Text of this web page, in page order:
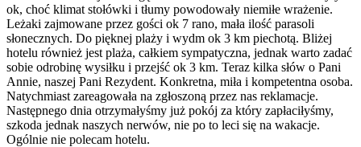
ok, choć klimat stołówki i tłumy powodowały niemiłe wrażenie.
Leżaki zajmowane przez gości ok 7 rano, mała ilość parasoli
słonecznych. Do pięknej plaży i wydm ok 3 km piechotą. Bliżej
hotelu również jest plaża, całkiem sympatyczna, jednak warto zadać
sobie odrobinę wysiłku i przejść ok 3 km. Teraz kilka słów o Pani
Annie, naszej Pani Rezydent. Konkretna, miła i kompetentna osoba.
Natychmiast zareagowała na zgłoszoną przez nas reklamacje.
Następnego dnia otrzymałyśmy już pokój za który zapłaciłyśmy,
szkoda jednak naszych nerwów, nie po to leci się na wakacje.
Ogólnie nie polecam hotelu.